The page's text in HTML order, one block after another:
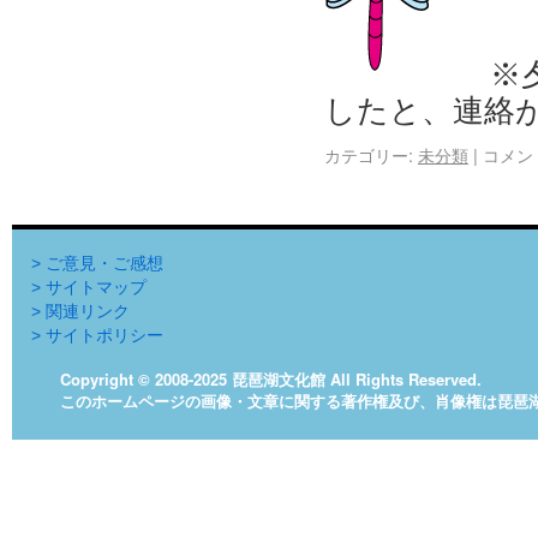
※
したと、連絡
カテゴリー: 未分類 | コメ
> ご意見・ご感想
> サイトマップ
> 関連リンク
> サイトポリシー
Copyright © 2008-2025 琵琶湖文化館 All Rights Reserved.
このホームページの画像・文章に関する著作権及び、肖像権は琵